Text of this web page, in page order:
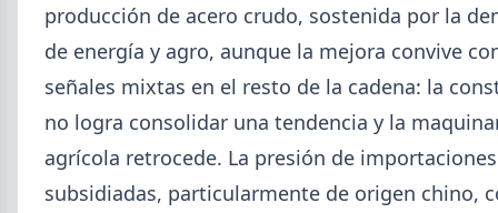
Informe ADIMRA junio 2026: la producción metalúrgica cayó
4,6%
Producción Mundial de Acero – Junio 2026
producción de acero crudo, sostenida por la
de energía y agro, aunque la mejora convive
señales mixtas en el resto de la cadena: la
no logra consolidar una tendencia y la
agrícola retrocede. La presión de importaciones
subsidiadas, particularmente de origen chino,